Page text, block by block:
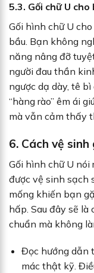
5.3. Gối chữ U
Gối hình chữ U
bầu. Bạn không
năng nâng đỡ
người đau thần
ngược dạ dày, tê
“hàng rào” êm ái
mà vẫn cảm thấy
6. Cách vệ sinh
Gối hình chữ U nói
được vệ sinh sạch
mống khiến bạn
hấp. Sau đây sẽ
chuẩn mà không
Đọc hướng dẫn
mác thật kỹ.